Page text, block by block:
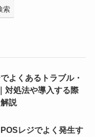
索
よくあるトラブル・
対処法や導入する際
説
POSレジでよく発生す